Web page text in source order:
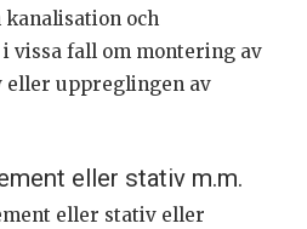
och
vissa fall om montering av
eller uppreglingen av
eller stativ m.m.
eller stativ eller